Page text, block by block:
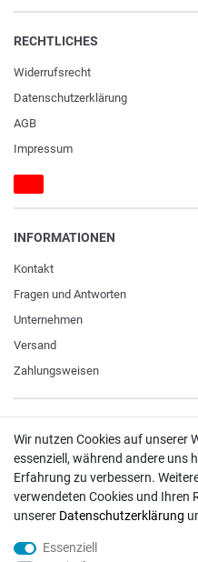
RECHTLICHES
Widerrufs­recht
Daten­schutz­erklärung
AGB
Impressum
INFORMATIONEN
Kontakt
Fragen und Antworten
Unternehmen
Versand
Zahlungsweisen
Paypal
VISA / Mastercard
Vorkasse
DHL
Wir nutzen Cookies auf unserer
essenziell, während andere uns
Erfahrung zu verbessern.
verwendeten Cookies und Ihren
unserer Daten­schutz­erklärung
Essenziell